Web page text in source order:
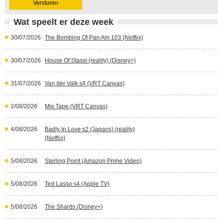
Wat speelt er deze week
30/07/2026 The Bombing Of Pan Am 103 (Netflix)
30/07/2026 House Of Stassi (reality) (Disney+)
31/07/2026 Van der Valk s4 (VRT Canvas)
2/08/2026 Mix Tape (VRT Canvas)
4/08/2026
Badly In Love s2 (Japans) (reality)
(Netflix)
5/08/2026 Sterling Point (Amazon Prime Video)
5/08/2026 Ted Lasso s4 (Apple TV)
5/08/2026 The Shards (Disney+)